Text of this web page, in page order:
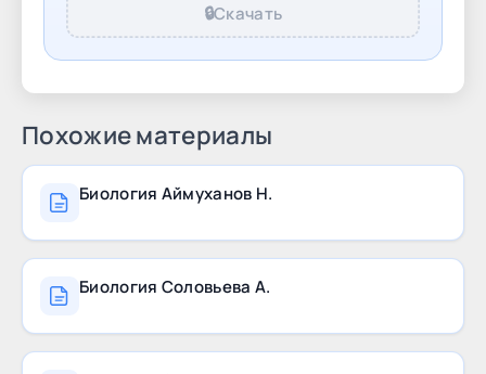
🔒Скачать
Похожие материалы
Биология Аймуханов Н.
Биология Соловьева А.